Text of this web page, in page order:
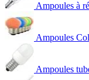
Ampoules à
Ampoules
Ampoules